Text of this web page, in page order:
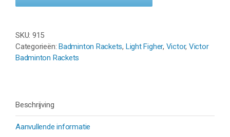
ROOD
aantal
SKU: 915
Categorieën:Badminton Rackets, Light Figher, Victor, Victor
Badminton Rackets
Beschrijving
Aanvullende informatie